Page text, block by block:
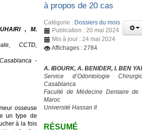
, M.
CCTD,
-
osseuse
un type de
à la fois
à propos de 20 cas
Catégorie : Dossiers du mois
Publication : 20 mai 2024
Mis à jour : 24 mai 2024
Affichages : 2784
A. IBOURK, A. BENIDER, I. BEN
Service d’Odontologie
Casablanca
Faculté de Médecine Dentaire de
Maroc
Université Hassan II
RÉSUMÉ